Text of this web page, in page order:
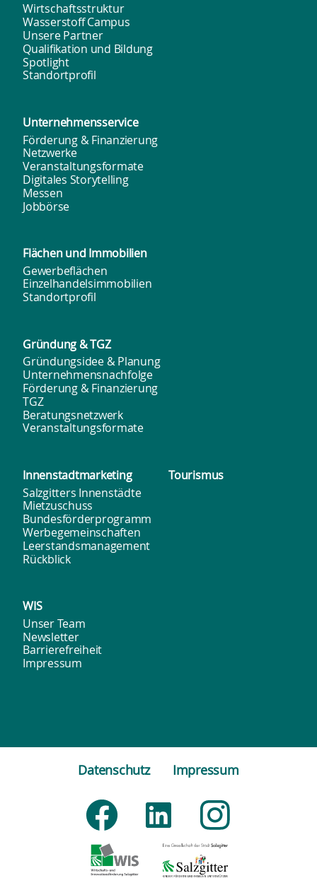
Wirtschaftsstruktur
Wasserstoff Campus
Unsere Partner
Qualifikation und Bildung
Spotlight
Standortprofil
Unternehmens­service
Förderung & Finanzierung
Netzwerke
Veranstaltungsformate
Digitales Storytelling
Messen
Jobbörse
Flächen undImmobilien
Gewerbeflächen
Einzelhandelsimmobilien
Standortprofil
Gründung & TGZ
Gründungsidee & Planung
Unternehmensnachfolge
Förderung & Finanzierung
TGZ
Beratungsnetzwerk
Veranstaltungsformate
Innenstadt­marketing
Salzgitters Innenstädte
Mietzuschuss
Bundesförderprogramm
Werbegemeinschaften
Leerstandsmanagement
Rückblick
Tourismus
WIS
Unser Team
Newsletter
Barrierefreiheit
Impressum
Datenschutz Impressum